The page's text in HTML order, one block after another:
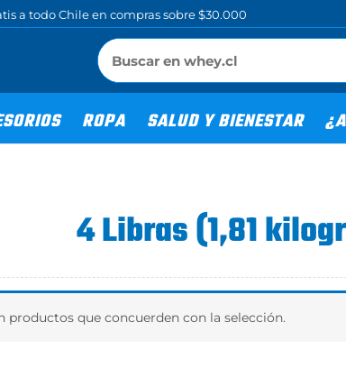
a todo Chile en compras sobre $30.000
ROPA SALUD Y BIENESTAR
4 Libras (1,81
productos que concuerden con la selección.